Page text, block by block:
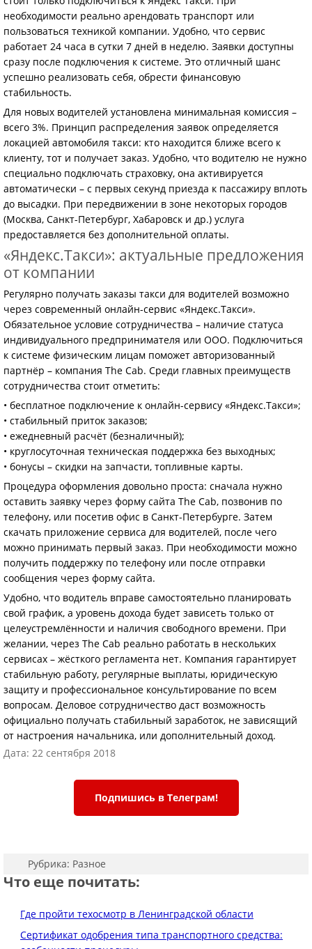
необходимости реально арендовать транспорт или
пользоваться техникой компании. Удобно, что сервис
работает 24 часа в сутки 7 дней в неделю. Заявки доступны
сразу после подключения к системе. Это отличный шанс
успешно реализовать себя, обрести финансовую
стабильность.
Для новых водителей установлена минимальная комиссия –
всего 3%. Принцип распределения заявок определяется
локацией автомобиля такси: кто находится ближе всего к
клиенту, тот и получает заказ. Удобно, что водителю не нужно
специально подключать страховку, она активируется
автоматически – с первых секунд приезда к пассажиру вплоть
до высадки. При передвижении в зоне некоторых городов
(Москва, Санкт-Петербург, Хабаровск и др.) услуга
предоставляется без дополнительной оплаты.
«Яндекс.Такси»: актуальные предложения
от компании
Регулярно получать заказы такси для водителей возможно
через современный онлайн-сервис «Яндекс.Такси».
Обязательное условие сотрудничества – наличие статуса
индивидуального предпринимателя или ООО. Подключиться
к системе физическим лицам поможет авторизованный
партнёр – компания The Cab. Среди главных преимуществ
сотрудничества стоит отметить:
• бесплатное подключение к онлайн-сервису «Яндекс.Такси»;
• стабильный приток заказов;
• ежедневный расчёт (безналичный);
• круглосуточная техническая поддержка без выходных;
• бонусы – скидки на запчасти, топливные карты.
Процедура оформления довольно проста: сначала нужно
оставить заявку через форму сайта The Cab, позвонив по
телефону, или посетив офис в Санкт-Петербурге. Затем
скачать приложение сервиса для водителей, после чего
можно принимать первый заказ. При необходимости можно
получить поддержку по телефону или после отправки
сообщения через форму сайта.
Удобно, что водитель вправе самостоятельно планировать
свой график, а уровень дохода будет зависеть только от
целеустремлённости и наличия свободного времени. При
желании, через The Cab реально работать в нескольких
сервисах – жёсткого регламента нет. Компания гарантирует
стабильную работу, регулярные выплаты, юридическую
защиту и профессиональное консультирование по всем
вопросам. Деловое сотрудничество даст возможность
официально получать стабильный заработок, не зависящий
от настроения начальника, или дополнительный доход.
Дата: 22 сентября 2018
Подпишись в Телеграм!
Рубрика: Разное
Что еще почитать:
Где пройти техосмотр в Ленинградской области
Сертификат одобрения типа транспортного средства: